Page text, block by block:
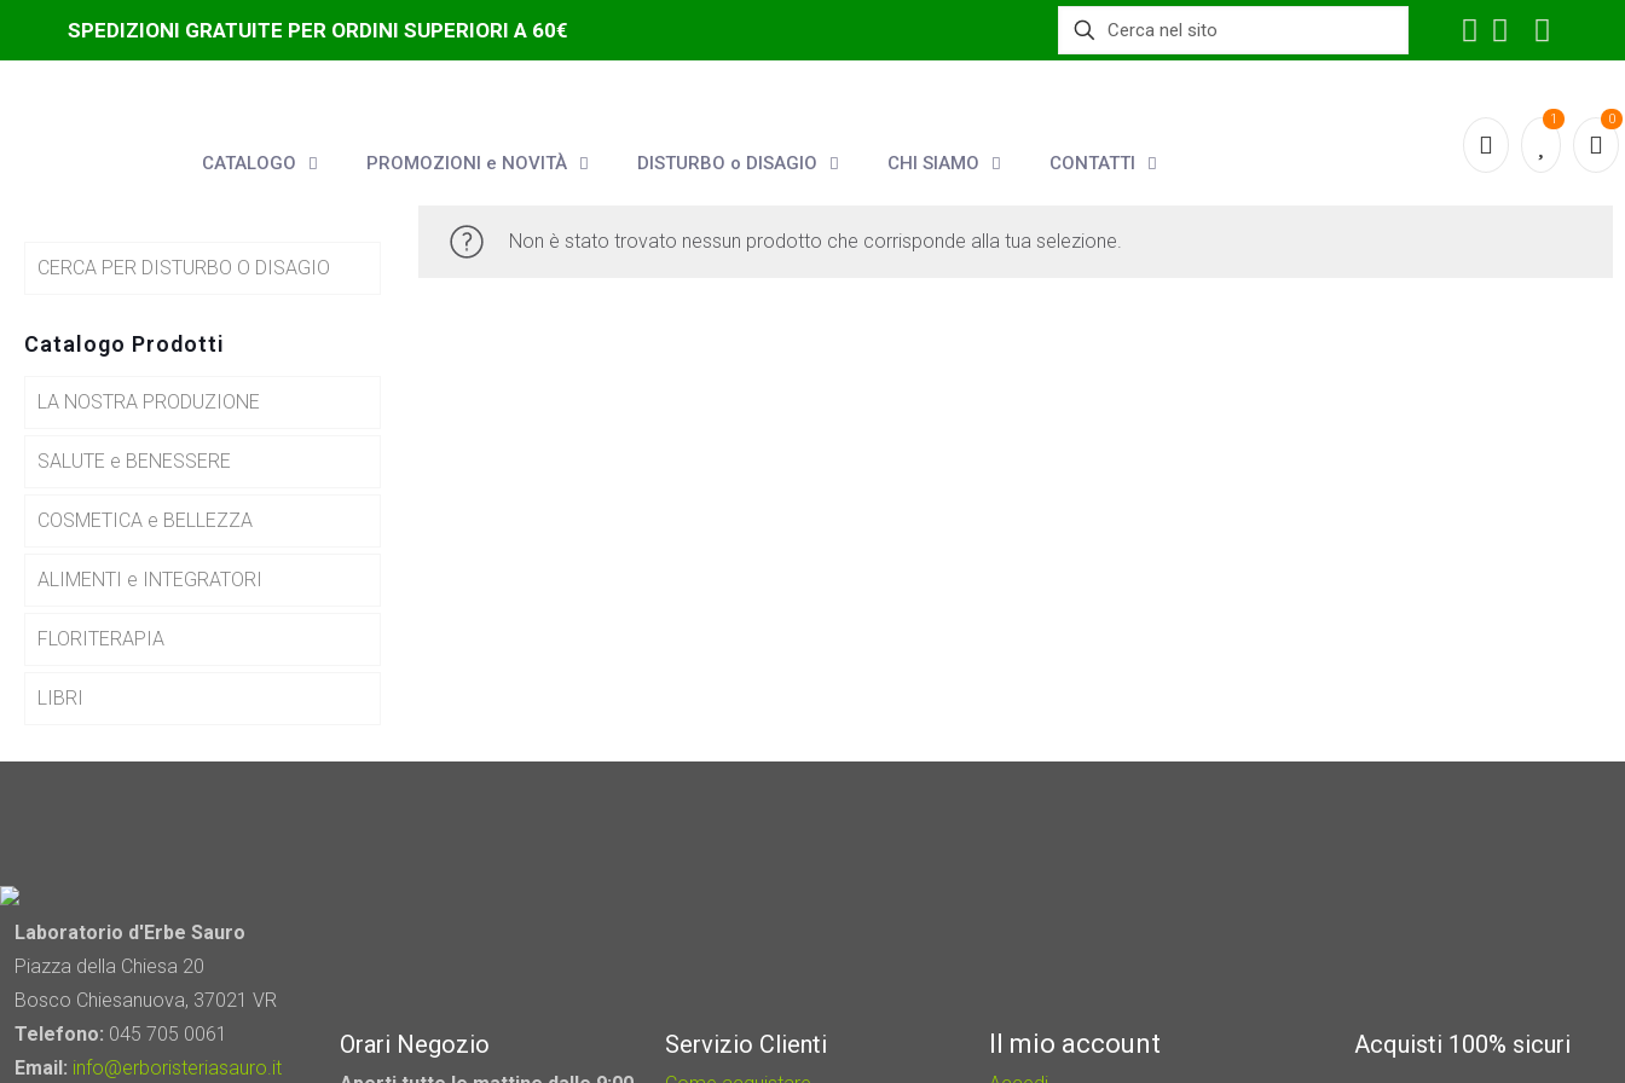
SPEDIZIONI GRATUITE PER ORDINI SUPERIORI A 60€
CATALOGO PROMOZIONI e NOVITÀ DISTURBO o DISAGIO CHI SIAMO CONTATTI
1 0
Non è stato trovato nessun prodotto che corrisponde alla tua selezione.
CERCA PER DISTURBO O DISAGIO
Catalogo Prodotti
LA NOSTRA PRODUZIONE
SALUTE e BENESSERE
COSMETICA e BELLEZZA
ALIMENTI e INTEGRATORI
FLORITERAPIA
LIBRI
Laboratorio d'Erbe Sauro
Piazza della Chiesa 20
Bosco Chiesanuova, 37021 VR
Telefono: 045 705 0061
Email: info@erboristeriasauro.it
Orari Negozio Servizio Clienti Il mio account Acquisti 100% sicuri